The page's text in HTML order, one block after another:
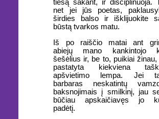
tiesą sakant, ir disciplinuoja.
net jei jūs poetas,
širdies balso ir išklijuokite
būstą tvarkos matu.
Iš po raiščio matai ant
abiejų mano kankintojo
šešėlius ir, be to, puikiai žinau,
pastatyta kiekviena
apšvietimo lempa. Jei
barbaras neskatintų
baksnojimais į smilkinį, jau
būčiau apskaičiavęs jo
padėtį.